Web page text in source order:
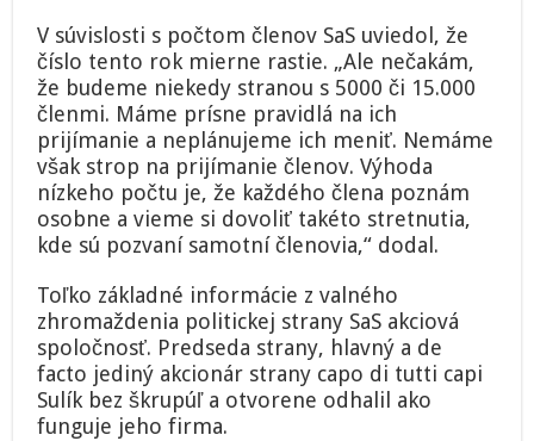
V súvislosti s počtom členov SaS uviedol, že
číslo tento rok mierne rastie. „Ale nečakám,
že budeme niekedy stranou s 5000 či 15.000
členmi. Máme prísne pravidlá na ich
prijímanie a neplánujeme ich meniť. Nemáme
však strop na prijímanie členov. Výhoda
nízkeho počtu je, že každého člena poznám
osobne a vieme si dovoliť takéto stretnutia,
kde sú pozvaní samotní členovia,“ dodal.
Toľko základné informácie z valného
zhromaždenia politickej strany SaS akciová
spoločnosť. Predseda strany, hlavný a de
facto jediný akcionár strany capo di tutti capi
Sulík bez škrupúľ a otvorene odhalil ako
funguje jeho firma.